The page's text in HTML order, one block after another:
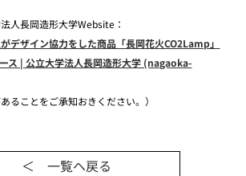
人長岡造形大学Website：
ザイン協力をした商品「長岡花火CO2Lamp」
ス | 公立大学法人長岡造形大学 (nagaoka-
ることをご承知おきください。）
＜ 一覧ヘ戻る